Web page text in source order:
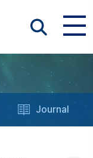
Journal